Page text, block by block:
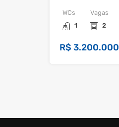
WCs
1
Vagas
2
R$ 3.200.000